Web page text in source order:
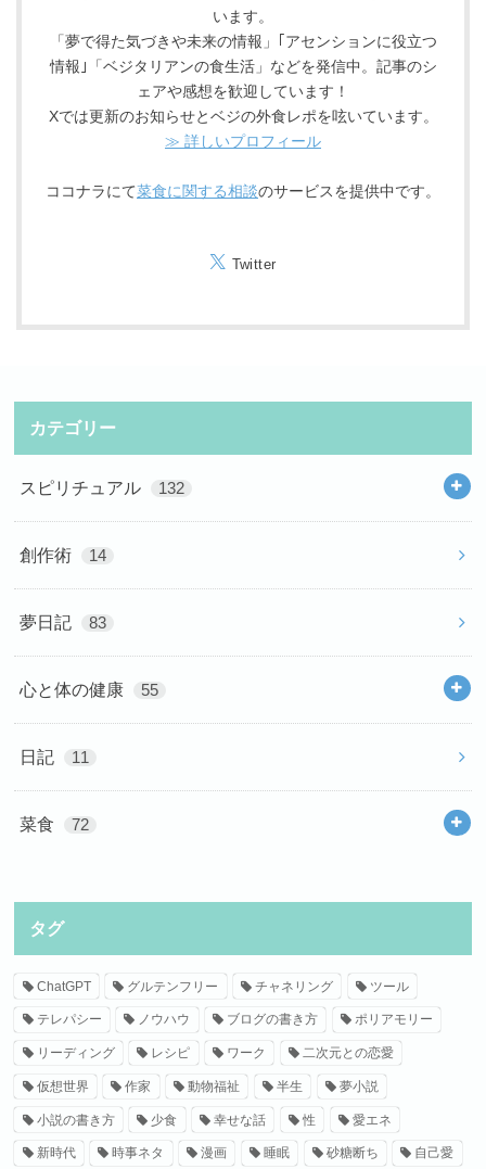
います。
「夢で得た気づきや未来の情報」｢アセンションに役立つ
情報｣「ベジタリアンの食生活」などを発信中。記事のシ
ェアや感想を歓迎しています！
Xでは更新のお知らせとベジの外食レポを呟いています。
≫ 詳しいプロフィール
ココナラにて菜食に関する相談のサービスを提供中です。
Twitter
カテゴリー
スピリチュアル 132
創作術 14
夢日記 83
心と体の健康 55
日記 11
菜食 72
タグ
ChatGPT グルテンフリー チャネリング ツール
テレパシー ノウハウ ブログの書き方 ポリアモリー
リーディング レシピ ワーク 二次元との恋愛
仮想世界 作家 動物福祉 半生 夢小説
小説の書き方 少食 幸せな話 性 愛エネ
新時代 時事ネタ 漫画 睡眠 砂糖断ち 自己愛